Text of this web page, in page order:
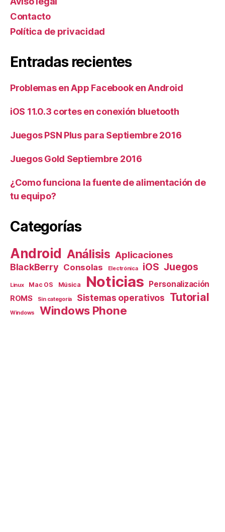
Contacto
Política de privacidad
Entradas recientes
Problemas en App Facebook en Android
iOS 11.0.3 cortes en conexión bluetooth
Juegos PSN Plus para Septiembre 2016
Juegos Gold Septiembre 2016
¿Como funciona la fuente de alimentación de
tu equipo?
Categorías
Android Análisis Aplicaciones
BlackBerry Consolas Electrónica iOS Juegos
Linux Mac OS Música Noticias Personalización
ROMS Sin categoría Sistemas operativos Tutorial
Windows Windows Phone